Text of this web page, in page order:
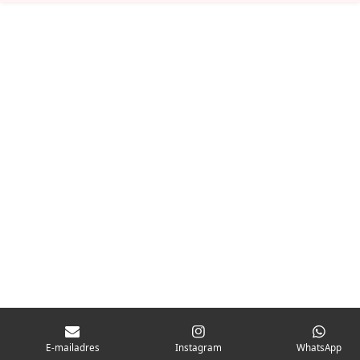
E-mailadres Instagram WhatsApp